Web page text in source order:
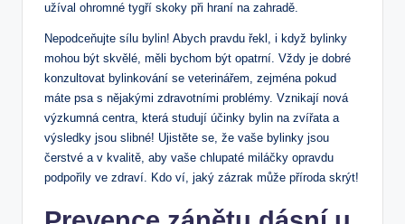
užíval ohromné tygří skoky při hraní na zahradě.
Nepodceňujte sílu bylin! Abych pravdu řekl, i když bylinky
mohou být skvělé, měli bychom být opatrní. Vždy je dobré
konzultovat bylinkování se veterinářem, zejména pokud
máte psa s nějakými zdravotními problémy. Vznikají nová
výzkumná centra, která studují účinky bylin na zvířata a
výsledky jsou slibné! Ujistěte se, že vaše bylinky jsou
čerstvé a v kvalitě, aby vaše chlupaté miláčky opravdu
podpořily ve zdraví. Kdo ví, jaký zázrak může příroda skrýt!